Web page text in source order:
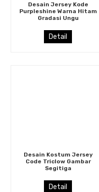
Desain Jersey Kode
Purpleshine Warna Hitam
Gradasi Ungu
Detail
Desain Kostum Jersey
Code Triclow Gambar
Segitiga
Detail